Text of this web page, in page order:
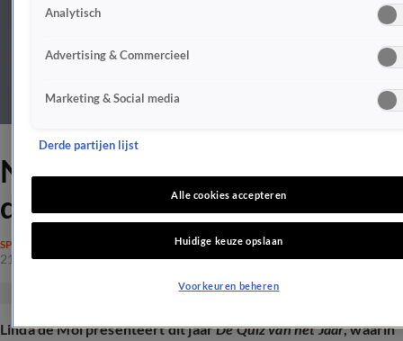
Nieuwe uitdaging voor Linda
de Mol
SPELPROGRAMMA'S
21 okt 2025, 19:39
Linda de Mol presenteert dit jaarDe Quiz van het Jaar, waarin
Analytisch
Advertising & Commercieel
Marketing & Social media
Derde partijen lijst
Alle cookies accepteren
Huidige keuze opslaan
Voorkeuren beheren